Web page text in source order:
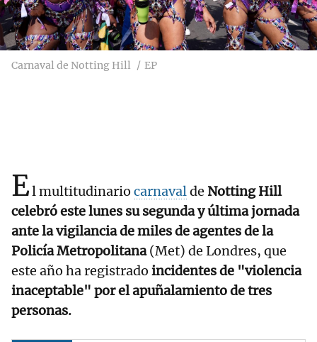
Carnaval de Notting Hill EP
El multitudinario carnavalde Notting Hill
celebró este lunes su segunda y última jornada
ante la vigilancia de miles de agentes de la
Policía Metropolitana(Met) de Londres, que
este año ha registrado incidentes de "violencia
inaceptable" por el apuñalamiento de tres
personas.